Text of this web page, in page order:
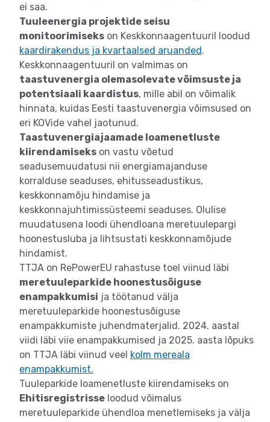
ei saa.
Tuuleenergia projektide seisu
monitoorimiseks on Keskkonnaagentuuril loodud
kaardirakendus ja kvartaalsed aruanded .
Keskkonnaagentuuril on valmimas on
taastuvenergia olemasolevate võimsuste ja
potentsiaali kaardistus, mille abil on võimalik
hinnata, kuidas Eesti taastuvenergia võimsused on
eri KOVide vahel jaotunud.
Taastuvenergiajaamade loamenetluste
kiirendamiseks on vastu võetud
seadusemuudatusi nii energiamajanduse
korralduse seaduses, ehitusseadustikus,
keskkonnamõju hindamise ja
keskkonnajuhtimissüsteemi seaduses. Olulise
muudatusena loodi ühendloana meretuulepargi
hoonestusluba ja lihtsustati keskkonnamõjude
hindamist.
TTJA on RePowerEU rahastuse toel viinud läbi
meretuuleparkide hoonestusõiguse
enampakkumisi ja töötanud välja
meretuuleparkide hoonestusõiguse
enampakkumiste juhendmaterjalid. 2024. aastal
viidi läbi viie enampakkumised ja 2025. aasta lõpuks
on TTJA läbi viinud veel kolm mereala
enampakkumist.
Tuuleparkide loamenetluste kiirendamiseks on
Ehitisregistrisse loodud võimalus
meretuuleparkide ühendloa menetlemiseks ja välja